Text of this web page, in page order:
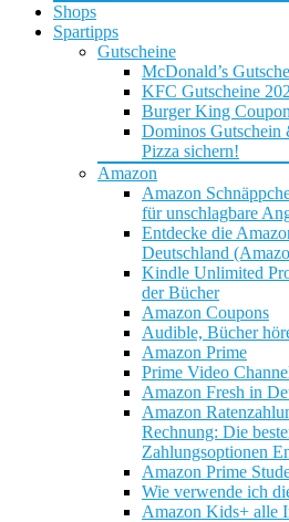
Shops
Spartipps
Gutscheine
McDonald’s
KFC Gutscheine
Burger King
Dominos Gutschein
Pizza sichern!
Amazon
Amazon
für unschlagbare
Entdecke die
Deutschland
Kindle Unlimited
der Bücher
Amazon Coupons
Audible, Bücher
Amazon Prime
Prime Video
Amazon Fresh in
Amazon
Rechnung: Die
Zahlungsoptionen
Amazon Prime
Wie verwende ich
Amazon Kids+ alle